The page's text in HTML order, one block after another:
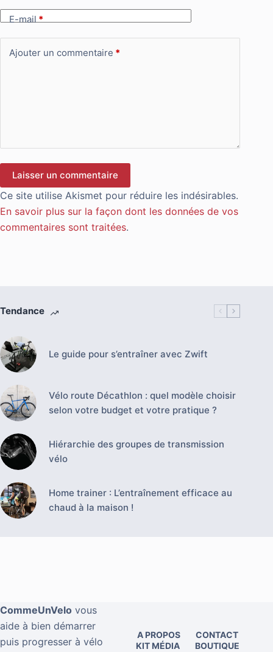
E-mail *
Ajouter un commentaire *
Laisser un commentaire
Ce site utilise Akismet pour réduire les indésirables.
En savoir plus sur la façon dont les données de vos
commentaires sont traitées.
Tendance
Le guide pour s’entraîner avec Zwift
Vélo route Décathlon : quel modèle choisir
selon votre budget et votre pratique ?
Hiérarchie des groupes de transmission
vélo
Home trainer : L’entraînement efficace au
chaud à la maison !
CommeUnVelo vous
aide à bien démarrer
puis progresser à vélo
A PROPOS
CONTACT
KIT MÉDIA
BOUTIQUE